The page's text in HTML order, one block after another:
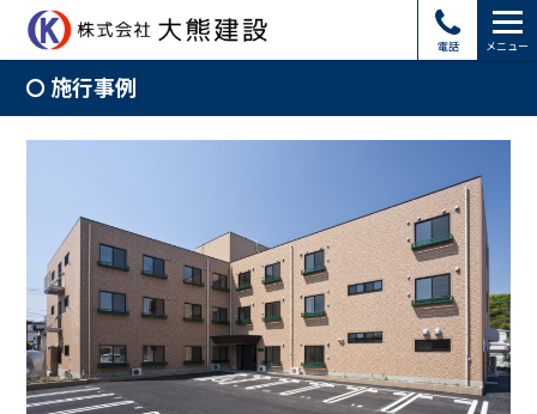
電話 メニュー
施行事例